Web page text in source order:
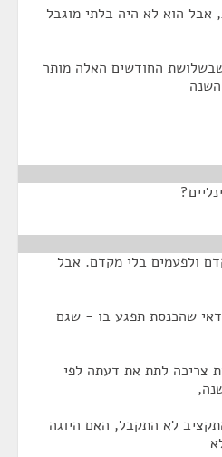
אבל הוא לא היה בלתי מוגבל
החודשים האלה מותר
ולפעמים בלי מקדם. אבל
שהכנסת תפגע בו - שגם
צריכה לתת את דעתה לפי
לא התקבל, האם היוגה